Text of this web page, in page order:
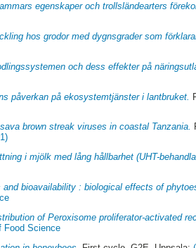
egenskaper och trollsländearters
hos grodor med dygnsgrader som
och dess effekter på
påverkan på ekosystemtjänster i lantbruket.
brown streak viruses in coastal Tanzania.
i mjölk med lång hållbarhet (UHT-
bioavailability : biological effects of
of Peroxisome proliferator-activated
Food Science